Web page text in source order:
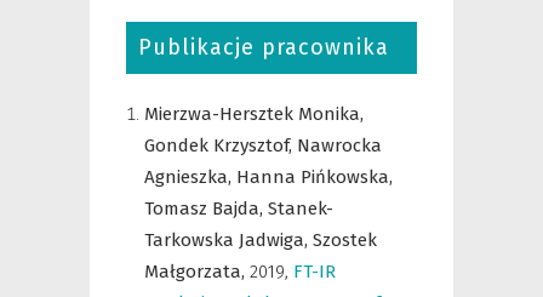
Publikacje pracownika
Mierzwa-Hersztek Monika,
Gondek Krzysztof, Nawrocka
Agnieszka, Hanna Pińkowska,
Tomasz Bajda, Stanek-
Tarkowska Jadwiga, Szostek
Małgorzata, 2019, FT-IR